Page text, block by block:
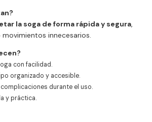
la soga de forma rápida y segura,
innecesarios.
con facilidad.
organizado y accesible.
durante el uso.
y práctica.